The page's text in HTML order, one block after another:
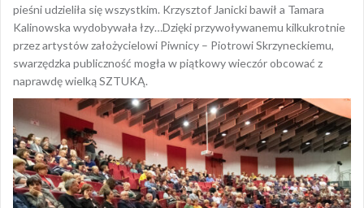
pieśni udzieliła się wszystkim. Krzysztof Janicki bawił a Tamara
Kalinowska wydobywała łzy…Dzięki przywoływanemu kilkukrotnie
przez artystów założycielowi Piwnicy – Piotrowi Skrzyneckiemu,
swarzędzka publiczność mogła w piątkowy wieczór obcować z
naprawdę wielką SZTUKĄ.